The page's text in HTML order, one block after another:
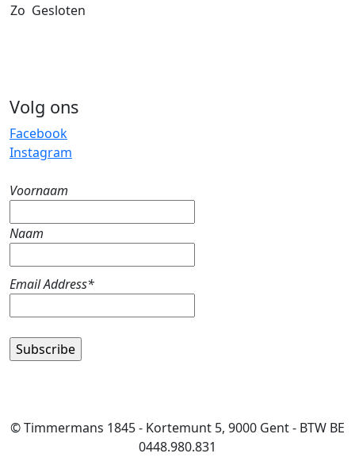
Zo Gesloten
Volg ons
Facebook
Instagram
Voornaam
Naam
Email Address*
© Timmermans 1845 - Kortemunt 5, 9000 Gent - BTW BE
0448.980.831